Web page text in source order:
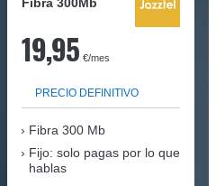
Fibra 300Mb
19,95 €/mes
PRECIO DEFINITIVO
Fibra 300 Mb
Fijo: solo pagas por lo que
hablas